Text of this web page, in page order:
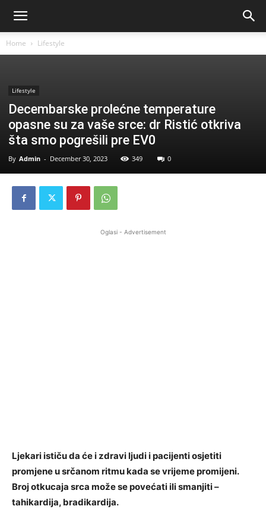
Home Lifestyle
Lifestyle
Decembarske prolećne temperature
opasne su za vaše srce: dr Ristić otkriva
šta smo pogrešili pre EV0
By Admin - December 30, 2023 349 0
Oglasi - Advertisement
Ljekari ističu da će i zdravi ljudi i pacijenti osjetiti
promjene u srčanom ritmu kada se vrijeme promijeni.
Broj otkucaja srca može se povećati ili smanjiti –
tahikardija, bradikardija.